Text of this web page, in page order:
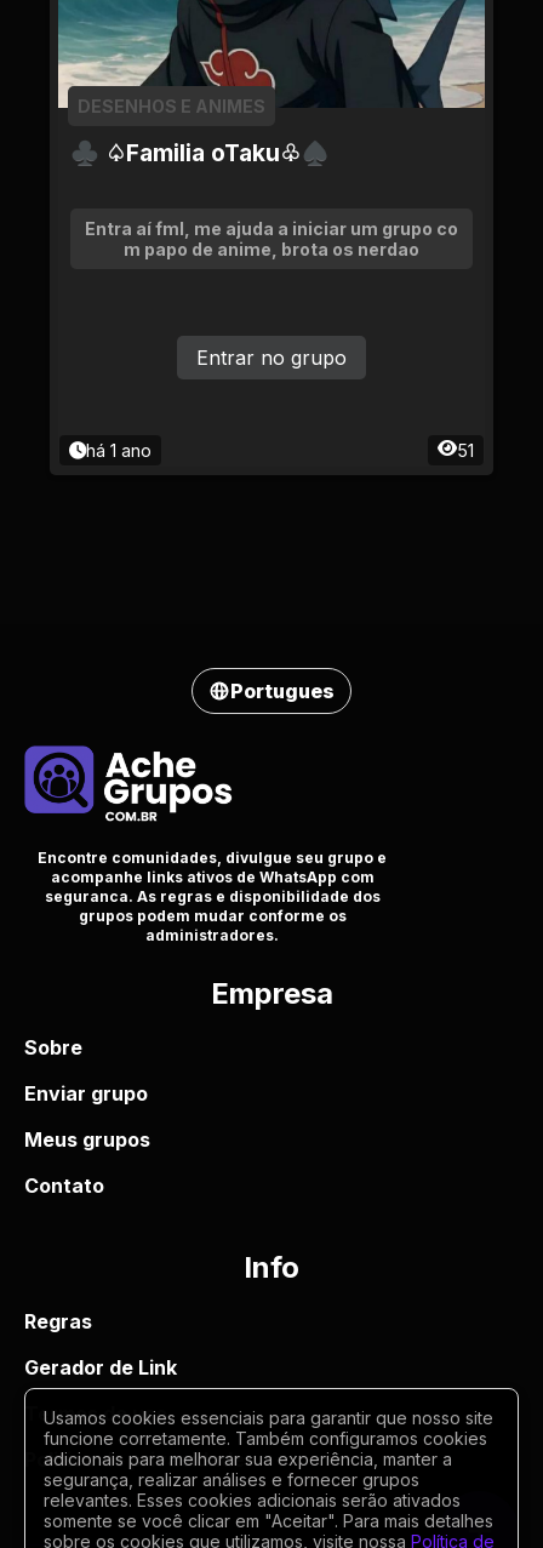
♣ ♤Familia oTaku♧♠
DESENHOS E ANIMES
Entra aí fml, me ajuda a iniciar um grupo co
m papo de anime, brota os nerdao
há 1 ano 51
Entrar no grupo
Portugues
Encontre comunidades, divulgue seu grupo e
acompanhe links ativos de WhatsApp com
seguranca. As regras e disponibilidade dos
grupos podem mudar conforme os
administradores.
Empresa
Sobre
Enviar grupo
Meus grupos
Contato
Info
Regras
Gerador de Link
Termos de uso
Politica de privacidade
Usamos cookies essenciais para garantir que nosso site
funcione corretamente. Também configuramos cookies
adicionais para melhorar sua experiência, manter a
segurança, realizar análises e fornecer grupos
relevantes. Esses cookies adicionais serão ativados
somente se você clicar em "Aceitar". Para mais detalhes
sobre os cookies que utilizamos, visite nossa Política de